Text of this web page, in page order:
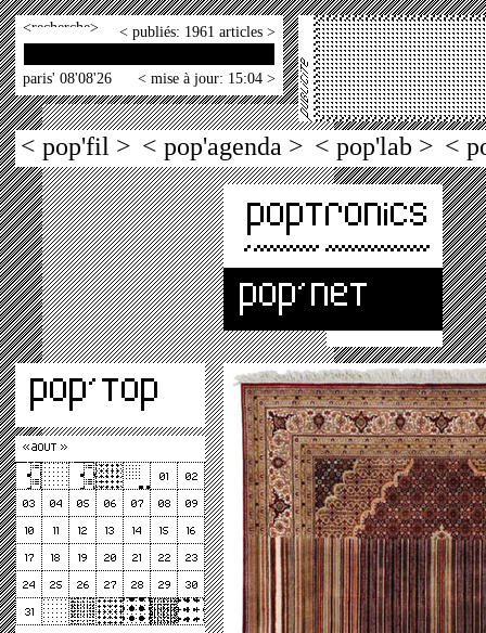
< > < publiés: 1961 articles >
paris' 08'08'26 < mise à jour: 15:04 >
< pop'fil > < pop'agenda > < pop'lab > <